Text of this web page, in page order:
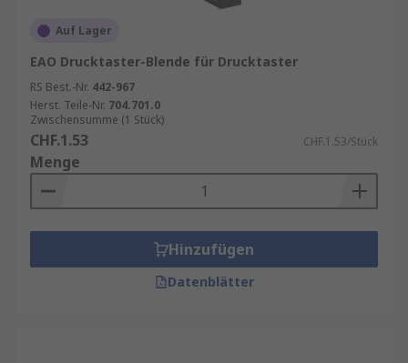
Auf Lager
EAO Drucktaster-Blende für Drucktaster
RS Best.-Nr. 442-967
Herst. Teile-Nr. 704.701.0
Zwischensumme (1 Stück)
CHF.1.53 CHF.1.53/Stück
Menge
Hinzufügen
Datenblätter